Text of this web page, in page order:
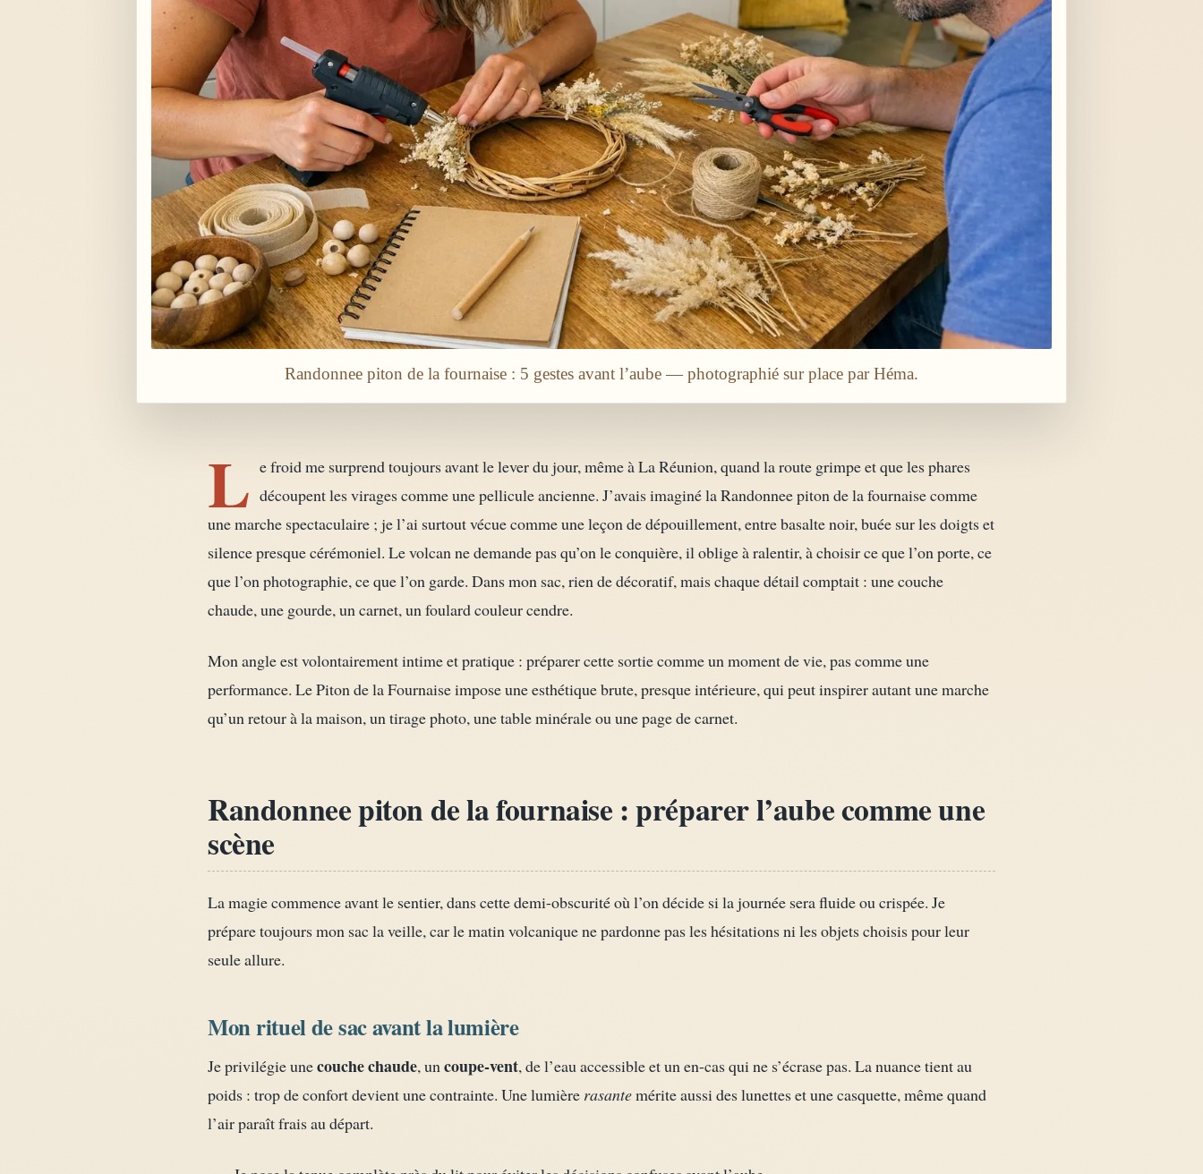
Randonnee piton de la fournaise : 5 gestes avant l’aube — photographié sur place par Héma.
L e froid me surprend toujours avant le lever du jour, même à La Réunion, quand la route grimpe et que les phares
découpent les virages comme une pellicule ancienne. J’avais imaginé la Randonnee piton de la fournaise comme
une marche spectaculaire ; je l’ai surtout vécue comme une leçon de dépouillement, entre basalte noir, buée sur les doigts et
silence presque cérémoniel. Le volcan ne demande pas qu’on le conquière, il oblige à ralentir, à choisir ce que l’on porte, ce
que l’on photographie, ce que l’on garde. Dans mon sac, rien de décoratif, mais chaque détail comptait : une couche
chaude, une gourde, un carnet, un foulard couleur cendre.
Mon angle est volontairement intime et pratique : préparer cette sortie comme un moment de vie, pas comme une
performance. Le Piton de la Fournaise impose une esthétique brute, presque intérieure, qui peut inspirer autant une marche
qu’un retour à la maison, un tirage photo, une table minérale ou une page de carnet.
Randonnee piton de la fournaise : préparer l’aube comme une
scène
La magie commence avant le sentier, dans cette demi-obscurité où l’on décide si la journée sera fluide ou crispée. Je
prépare toujours mon sac la veille, car le matin volcanique ne pardonne pas les hésitations ni les objets choisis pour leur
seule allure.
Mon rituel de sac avant la lumière
Je privilégie unecouche chaude, uncoupe-vent, de l’eau accessible et un en-cas qui ne s’écrase pas. La nuance tient au
poids : trop de confort devient une contrainte. Une lumière rasantemérite aussi des lunettes et une casquette, même quand
l’air paraît frais au départ.